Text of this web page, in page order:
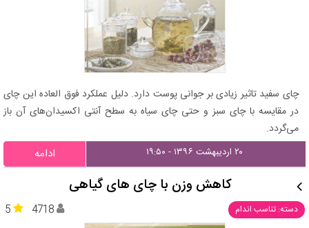
چای سفید تاثیر زیادی بر جوانی پوست دارد. دلیل عملکرد فوق العاده این چای
در مقایسه با چای سبز و حتی چای سیاه به سطح آنتی‌ اکسیدان‌های آن باز
می‌گردد.
۲۰ اردیبهشت ۱۳۹۶ - ۱۹:۵۰ ادامه
کاهش وزن با چای های گیاهی
دسته: تناسب اندام 5 4718